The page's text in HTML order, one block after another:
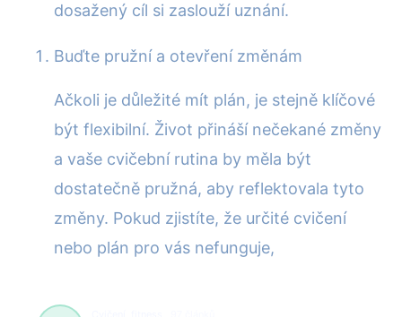
dosažený cíl si zaslouží uznání.
Buďte pružní a otevření změnám
Ačkoli je důležité mít plán, je stejně klíčové
být flexibilní. Život přináší nečekané změny
a vaše cvičební rutina by měla být
dostatečně pružná, aby reflektovala tyto
změny. Pokud zjistíte, že určité cvičení
nebo plán pro vás nefunguje,